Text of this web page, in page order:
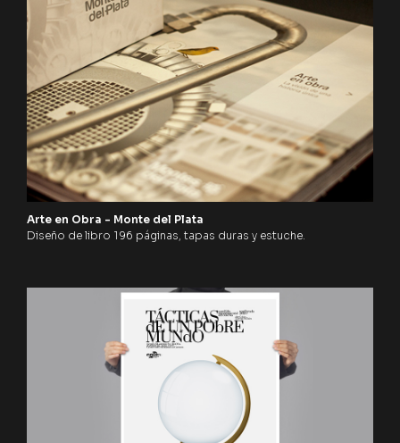
Arte en Obra - Monte del Plata
Diseño de libro 196 páginas, tapas duras y estuche.